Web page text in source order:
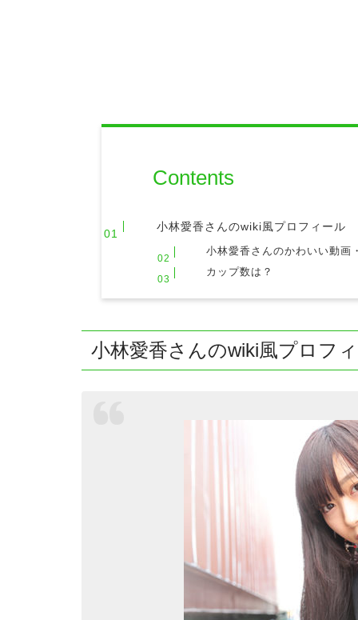
Contents
小林愛香さんのwiki風プロフィール
小林愛香さんのかわいい動画
カップ数は？
小林愛香さんのwiki風プロフ